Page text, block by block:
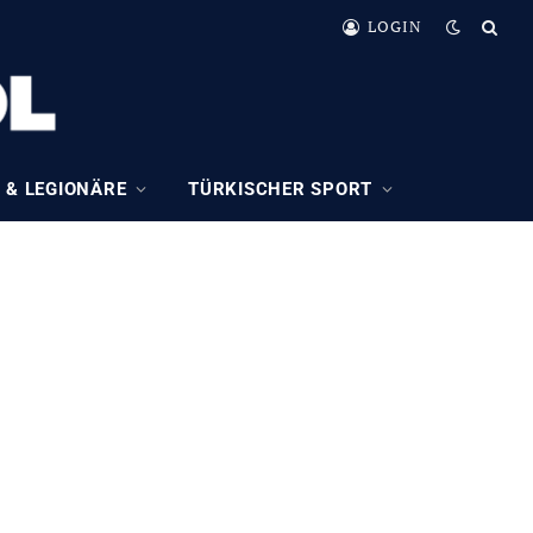
LOGIN
LEGIONÄRE TÜRKISCHER SPORT